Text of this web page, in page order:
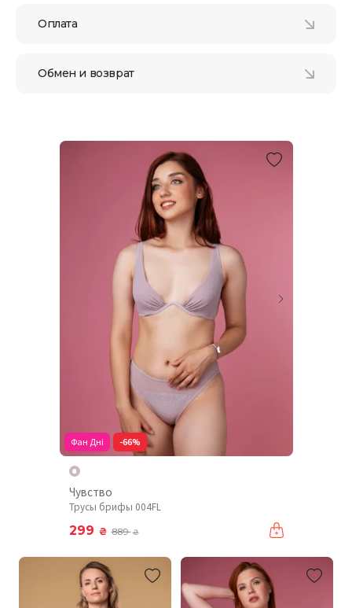
Оплата
Обмен и возврат
Фан Дні -66%
Чувство
Трусы брифы 004FL
299 ₴ 889₴